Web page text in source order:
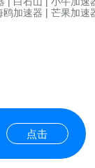
点击
鸥加速器 | 芒果加速